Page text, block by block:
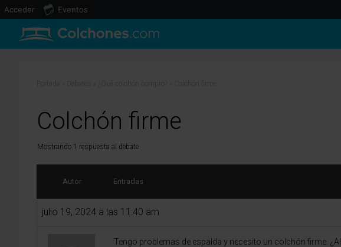
Colchón firme
Mostrando 1 respuesta al debate
Autor Entradas
julio 19, 2024 a las 11:40 am
Tengo problemas de espalda y necesito un colchón firme.
Acceder Eventos